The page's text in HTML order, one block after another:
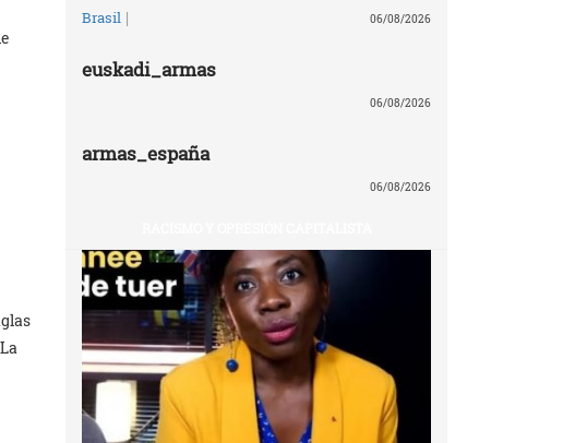
Brasil | 06/08/2026
euskadi_armas
06/08/2026
armas_españa
06/08/2026